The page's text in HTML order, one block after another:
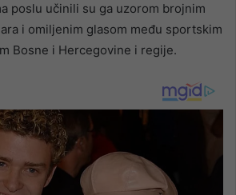
poslu učinili su ga uzorom brojnim
i omiljenim glasom među sportskim
Bosne i Hercegovine i regije.